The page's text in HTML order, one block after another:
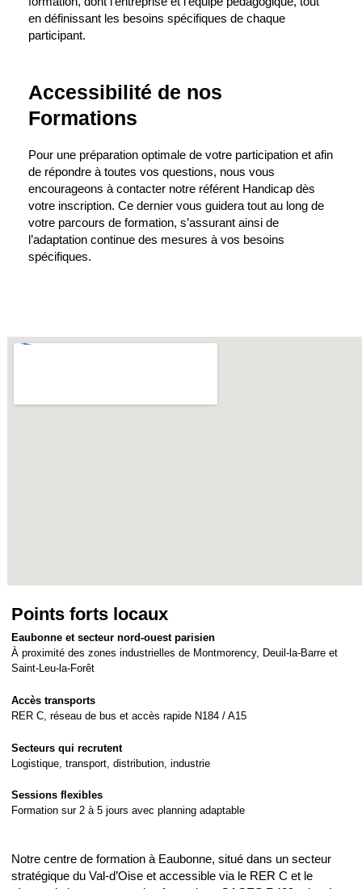
en définissant les besoins spécifiques de chaque
participant.
Accessibilité de nos
Formations
Pour une préparation optimale de votre participation et afin
de répondre à toutes vos questions, nous vous
encourageons à contacter notre référent Handicap dès
votre inscription. Ce dernier vous guidera tout au long de
votre parcours de formation, s’assurant ainsi de
l’adaptation continue des mesures à vos besoins
spécifiques.
Points forts locaux
Eaubonne et secteur nord-ouest parisien
À proximité des zones industrielles de Montmorency, Deuil-la-Barre et
Saint-Leu-la-Forêt
Accès transports
RER C, réseau de bus et accès rapide N184 / A15
Secteurs qui recrutent
Logistique, transport, distribution, industrie
Sessions flexibles
Formation sur 2 à 5 jours avec planning adaptable
Notre centre de formation à Eaubonne, situé dans un secteur
stratégique du Val-d’Oise et accessible via le RER C et le